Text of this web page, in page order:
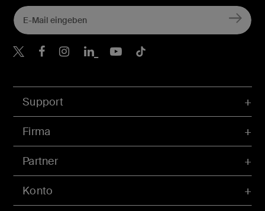
Konto
Support
Firma
Partner
Belkin Twitter
Belkin Facebook
Belkin Instagram
Belkin LinkedIn
Belkin Youtube
Belkin TikTok